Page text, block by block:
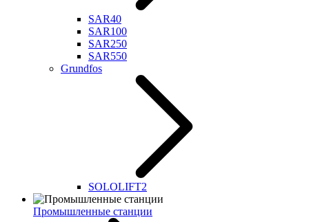
SAR40
SAR100
SAR250
SAR550
Grundfos
SOLOLIFT2
Промышленные станции